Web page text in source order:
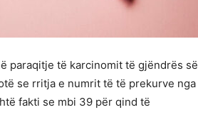
paraqitje të karcinomit të gjëndrës së
se rritja e numrit të të prekurve nga
fakti se mbi 39 për qind të